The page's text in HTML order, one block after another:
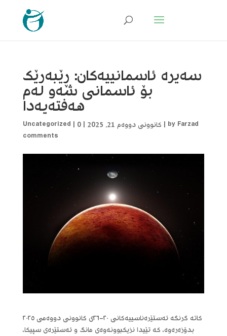
سەیرە ئاسمانییەکان: ڕێبەرێک
بۆ ئاسمانی شەو لەم
هەفتەیەدا
by Farzad
| کانوونی دووەم 21, 2025 |
Uncategorized | 0
comments
کاتە گرنگە ئەستێرەناسییەکانی ٢٠-٢٦ی کانوونی دووەمی ٢٠٢٥
بدۆزەرەوە، کە تێیدا نزیکبوونەوەی مانگ و ئەستێرەی سپیکا،